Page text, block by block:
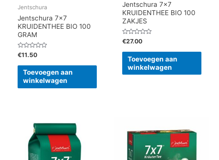
Jentschura
Jentschura 7×7
KRUIDENTHEE BIO 100
GRAM
Gewaardeerd
0
uit
€11.50
Toevoegen aan
winkelwagen
Jentschura 7×7
KRUIDENTHEE BIO 100
ZAKJES
Gewaardeerd
0
uit
€27.00
Toevoegen aan
winkelwagen